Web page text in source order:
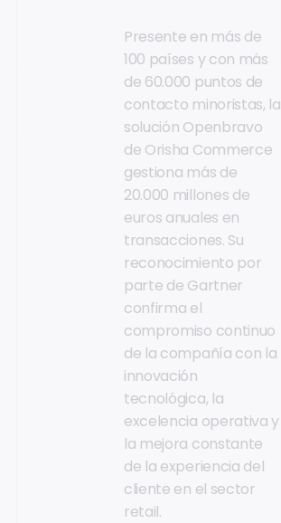
Presente en más de
100 países y con más
de 60.000 puntos de
contacto minoristas, la
solución Openbravo
de Orisha Commerce
gestiona más de
20.000 millones de
euros anuales en
transacciones. Su
reconocimiento por
parte de Gartner
confirma el
compromiso continuo
de la compañía con la
innovación
tecnológica, la
excelencia operativa y
la mejora constante
de la experiencia del
cliente en el sector
retail.